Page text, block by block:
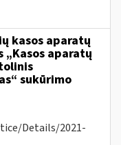
kasos aparatų
„Kasos aparatų
sukūrimo
Details/2021-